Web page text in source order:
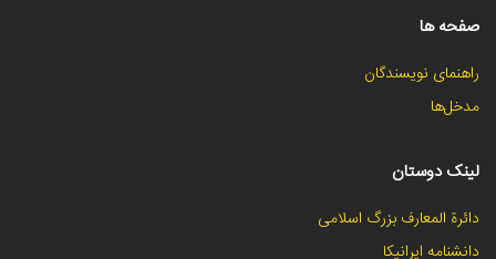
صفحه ها
راهنمای نویسندگان
مدخل‌ها
لینک دوستان
دائرة المعارف بزرگ اسلامی
دانشنامه ایرانیکا